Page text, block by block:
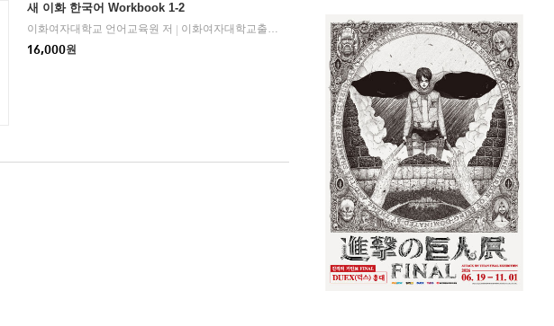
새 이화 한국어 Workbook 1-2
이화여자대학교 언어교육원 저 이화여자대학교출판문화원
2024년 06월 02일
16,000원